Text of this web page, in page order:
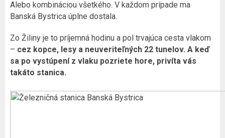
Alebo kombináciou všetkého. V každom prípade ma
Banská Bystrica úplne dostala.
Zo Žiliny je to príjemná hodinu a pol trvajúca cesta vlakom
– cez kopce, lesy a neuveriteľných 22 tunelov. A keď
sa po vystúpení z vlaku pozriete hore, privíta vás
takáto stanica.